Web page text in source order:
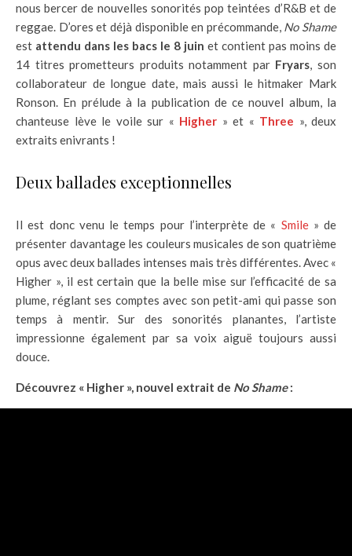
nous bercer de nouvelles sonorités pop teintées d’R&B et de
reggae. D’ores et déjà disponible en précommande, No Shame
est attendu dans les bacs le 8 juin et contient pas moins de
14 titres prometteurs produits notamment par Fryars, son
collaborateur de longue date, mais aussi le hitmaker Mark
Ronson. En prélude à la publication de ce nouvel album, la
chanteuse lève le voile sur « Higher » et « Three », deux
extraits enivrants !
Deux ballades exceptionnelles
Il est donc venu le temps pour l’interprète de « Smile» de
présenter davantage les couleurs musicales de son quatrième
opus avec deux ballades intenses mais très différentes. Avec «
Higher », il est certain que la belle mise sur l’efficacité de sa
plume, réglant ses comptes avec son petit-ami qui passe son
temps à mentir. Sur des sonorités planantes, l’artiste
impressionne également par sa voix aiguë toujours aussi
douce.
Découvrez « Higher », nouvel extrait de No Shame: